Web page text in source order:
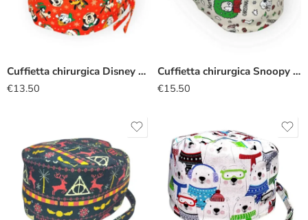
Cuffietta chirurgica Disney natalizia rosso
€13.50
Cuffietta chirurgica Snoopy ghirlanda
€15.50